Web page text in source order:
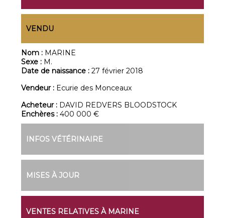
VENDU
Nom : MARINE
Sexe : M.
Date de naissance :27 février 2018
Vendeur : Ecurie des Monceaux
Acheteur : DAVID REDVERS BLOODSTOCK
Enchères :400 000 €
INFOS VÉTÉRINAIRE
MISES À JOUR
VENTES RELATIVES À MARINE